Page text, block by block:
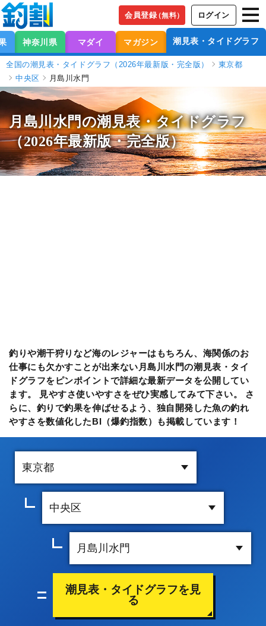
会員登録（無料） ログイン
神奈川県 マダイ マガジン 潮見表・タイドグラフ
全国の潮見表・タイドグラフ（2026年最新版・完全版）
東京都
中央区
月島川水門
月島川水門の潮見表・タイドグラフ
（2026年最新版・完全版）
釣りや潮干狩りなど海のレジャーはもちろん、海関係のお
仕事にも欠かすことが出来ない月島川水門の潮見表・タイ
ドグラフをピンポイントで詳細な最新データを公開してい
ます。 見やすさ使いやすさをぜひ実感してみて下さい。 さ
らに、釣りで釣果を伸ばせるよう、独自開発した魚の釣れ
やすさを数値化したBI（爆釣指数）も掲載しています！
潮見表・タイドグラフを見
る